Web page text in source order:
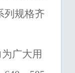
列规格齐
广大用